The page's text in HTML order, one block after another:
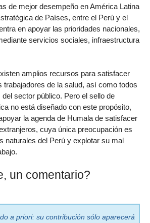
de mejor desempeño en América Latina
de Países, entre el Perú y el
en apoyar las prioridades nacionales,
servicios sociales, infraestructura
amplios recursos para satisfacer
trabajadores de la salud, así como todos
del sector público. Pero el sello de
no está diseñado con este propósito,
la agenda de Humala de satisfacer
cuya única preocupación es
naturales del Perú y explotar su mal
un comentario?
a priori: su contribución sólo aparecerá